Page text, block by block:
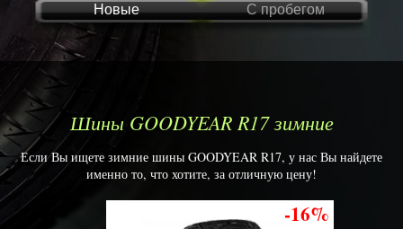
Новые С пробегом
Шины GOODYEAR R17 зимние
Если Вы ищете зимние шины GOODYEAR R17, у нас Вы найдете
именно то, что хотите, за отличную цену!
-16%